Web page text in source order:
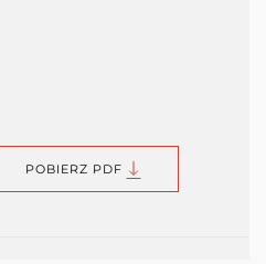
POBIERZ PDF